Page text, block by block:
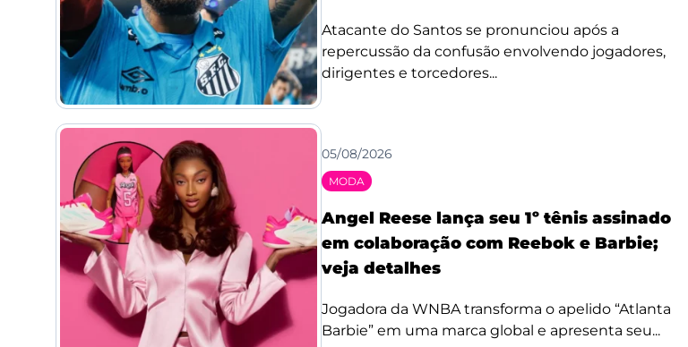
Atacante do Santos se pronunciou após a
repercussão da confusão envolvendo jogadores,
dirigentes e torcedores...
05/08/2026
MODA
Angel Reese lança seu 1º tênis assinado
em colaboração com Reebok e Barbie;
veja detalhes
Jogadora da WNBA transforma o apelido “Atlanta
Barbie” em uma marca global e apresenta seu...